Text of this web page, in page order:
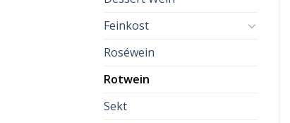
Feinkost
Roséwein
Rotwein
Sekt